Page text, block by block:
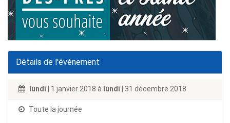
Détails de l'événement
lundi | 1 janvier 2018 à lundi | 31 décembre 2018
Toute la journée